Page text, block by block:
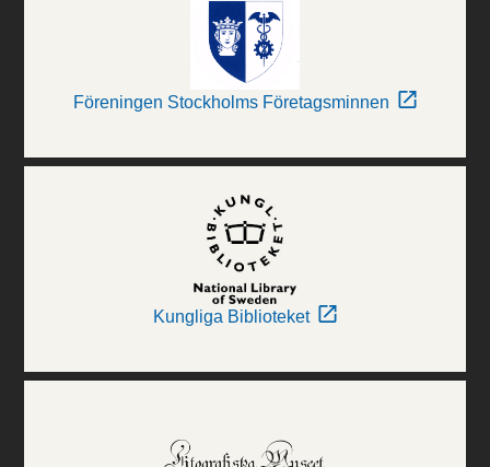
Föreningen Stockholms Företagsminnen
Kungliga Biblioteket